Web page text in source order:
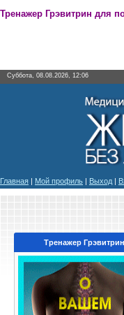
Тренажер Грэвитрин для
Суббота, 08.08.2026, 12:06
Главная | Мой профиль | Выход |
Тренажер Грэвитрин